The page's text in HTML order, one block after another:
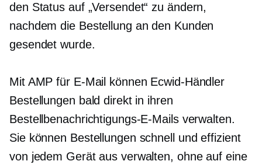
den Status auf „Versendet“ zu ändern,
nachdem die Bestellung an den Kunden
gesendet wurde.
Mit AMP für E-Mail können Ecwid-Händler
Bestellungen bald direkt in ihren
Bestellbenachrichtigungs-E-Mails verwalten.
Sie können Bestellungen schnell und effizient
von jedem Gerät aus verwalten, ohne auf eine